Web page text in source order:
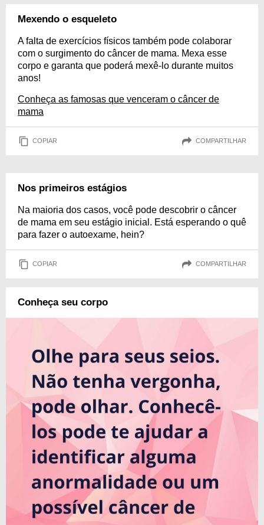
Mexendo o esqueleto
A falta de exercícios físicos também pode colaborar
com o surgimento do câncer de mama. Mexa esse
corpo e garanta que poderá mexê-lo durante muitos
anos!
Conheça as famosas que venceram o câncer de
mama
COPIAR COMPARTILHAR
Nos primeiros estágios
Na maioria dos casos, você pode descobrir o câncer
de mama em seu estágio inicial. Está esperando o quê
para fazer o autoexame, hein?
COPIAR COMPARTILHAR
Conheça seu corpo